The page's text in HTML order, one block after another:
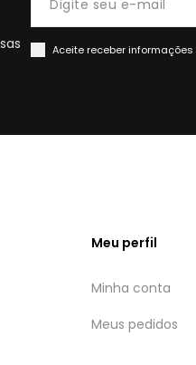
Aceite receber
Meu perfil
Minha conta
Meus pedidos